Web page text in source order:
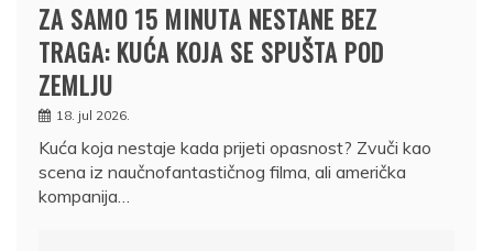
ZA SAMO 15 MINUTA NESTANE BEZ
TRAGA: KUĆA KOJA SE SPUŠTA POD
ZEMLJU
18. jul 2026.
Kuća koja nestaje kada prijeti opasnost? Zvuči kao
scena iz naučnofantastičnog filma, ali američka
kompanija…